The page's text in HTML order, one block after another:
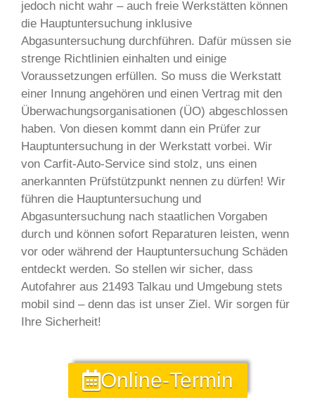
jedoch nicht wahr – auch freie Werkstätten können
die Hauptuntersuchung inklusive
Abgasuntersuchung durchführen. Dafür müssen sie
strenge Richtlinien einhalten und einige
Voraussetzungen erfüllen. So muss die Werkstatt
einer Innung angehören und einen Vertrag mit den
Überwachungsorganisationen (ÜO) abgeschlossen
haben. Von diesen kommt dann ein Prüfer zur
Hauptuntersuchung in der Werkstatt vorbei. Wir
von Carfit-Auto-Service sind stolz, uns einen
anerkannten Prüfstützpunkt nennen zu dürfen! Wir
führen die Hauptuntersuchung und
Abgasuntersuchung nach staatlichen Vorgaben
durch und können sofort Reparaturen leisten, wenn
vor oder während der Hauptuntersuchung Schäden
entdeckt werden. So stellen wir sicher, dass
Autofahrer aus 21493 Talkau und Umgebung stets
mobil sind – denn das ist unser Ziel. Wir sorgen für
Ihre Sicherheit!
Online-Termin